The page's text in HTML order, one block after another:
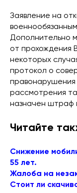
Заявление на
Дополнительно
от прохождения
некоторых
протокол о
правонарушения
рассмотрения
назначен штраф
Читайте
Снижение
55 лет.
Жалоба на
Стоит ли